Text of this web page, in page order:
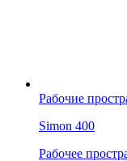
Рабочие
Simon 400
Рабочее